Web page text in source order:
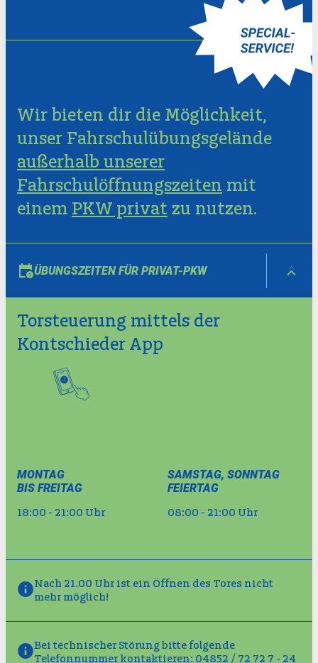
Wir bieten dir die Möglichkeit,
unser Fahrschulübungsgelände
außerhalb unserer
Fahrschulöffnungszeiten mit
einem PKW privat zu nutzen.
ÜBUNGSZEITEN FÜR PRIVAT-PKW
Torsteuerung mittels der
Kontschieder App
MONTAG
BIS FREITAG
18:00 - 21:00 Uhr
SAMSTAG, SONNTAG
FEIERTAG
08:00 - 21:00 Uhr
Nach 21.00 Uhr ist ein Öffnen des Tores nicht
mehr möglich!
Bei technischer Störung bitte folgende
Telefonnummer kontaktieren: 04852 / 72 72 7 - 24